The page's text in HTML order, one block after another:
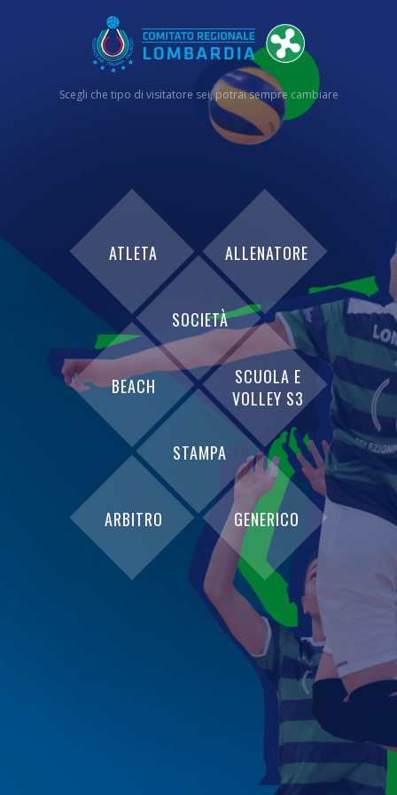
Scegli che tipo di visitatore sei, potrai sempre cambiare
GENERICO
ALLENATORE
SOCIETÀ
BEACH
STAMPA
ARBITRO
ATLETA
SCUOLA E
VOLLEY S3